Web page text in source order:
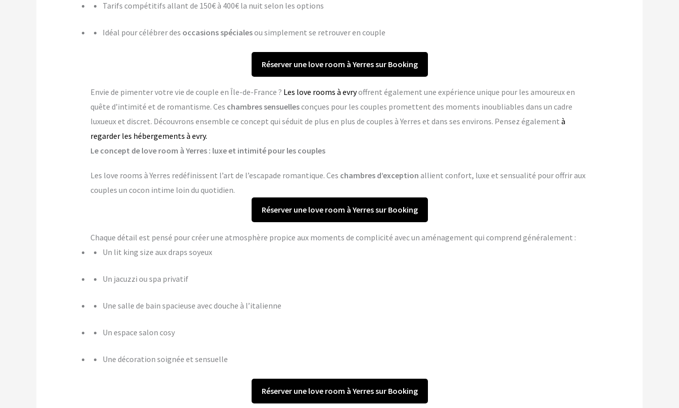
Tarifs compétitifs allant de 150€ à 400€ la nuit selon les options
Idéal pour célébrer des occasions spécialesou simplement se retrouver en couple
Réserver une love room à Yerres sur Booking
Envie de pimenter votre vie de couple en Île-de-France ? Les love rooms à evryoffrent également une expérience unique pour les amoureux en
quête d’intimité et de romantisme. Ces chambres sensuellesconçues pour les couples promettent des moments inoubliables dans un cadre
luxueux et discret. Découvrons ensemble ce concept qui séduit de plus en plus de couples à Yerres et dans ses environs. Pensez également à
regarder les hébergements à evry.
Le concept de love room à Yerres : luxe et intimité pour les couples
Les love rooms à Yerres redéfinissent l’art de l’escapade romantique. Ces chambres d’exception allient confort, luxe et sensualité pour offrir aux
couples un cocon intime loin du quotidien.
Réserver une love room à Yerres sur Booking
Chaque détail est pensé pour créer une atmosphère propice aux moments de complicité avec un aménagement qui comprend généralement :
Un lit king size aux draps soyeux
Un jacuzzi ou spa privatif
Une salle de bain spacieuse avec douche à l’italienne
Un espace salon cosy
Une décoration soignée et sensuelle
Réserver une love room à Yerres sur Booking